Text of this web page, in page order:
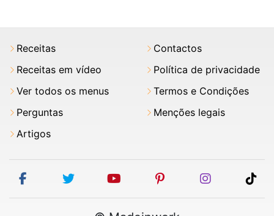
Receitas
Receitas em vídeo
Ver todos os menus
Perguntas
Artigos
Contactos
Política de privacidade
Termos e Condições
Menções legais
facebooktwitter youtubepinterestinstagram